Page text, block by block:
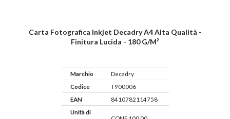
Carta Fotografica Inkjet Decadry A4 Alta Qualità -
Finitura Lucida - 180 G/m²
Marchio
Decadry
Codice
T900006
EAN
8410782114758
Unità di